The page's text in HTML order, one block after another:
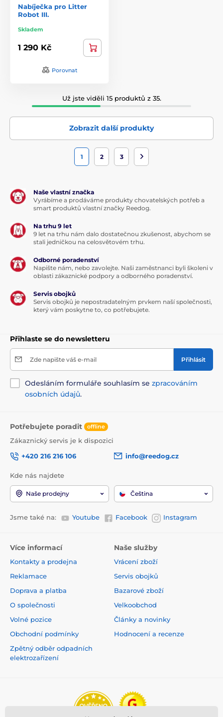
Nabíječka pro Litter
Robot III.
Skladem
1 290 Kč
Porovnat
Už jste viděli 15 produktů z 35.
Zobrazit další produkty
1 2 3
Naše vlastní značka
Vyrábíme a prodáváme produkty chovatelských potřeb a
smart produktů vlastní značky Reedog.
Na trhu 9 let
9 let na trhu nám dalo dostatečnou zkušenost, abychom se
stali jedničkou na celosvětovém trhu.
Odborné poradenství
Napište nám, nebo zavolejte. Naši zaměstnanci byli školeni v
oblasti zákaznické podpory a odborného poradenství.
Servis obojků
Servis obojků je nepostradatelným prvkem naší společnosti,
který vám poskytne to, co potřebujete.
Přihlaste se do newsletteru
Zde napište váš e-mail Přihlásit
Odesláním formuláře souhlasím se zpracováním
osobních údajů.
Potřebujete poradit offline
Zákaznický servis je k dispozici
+420 216 216 106
info@reedog.cz
Kde nás najdete
Naše prodejny Čeština
Jsme také na: Youtube Facebook Instagram
Více informací
Kontakty a prodejna
Reklamace
Doprava a platba
O společnosti
Volné pozice
Obchodní podmínky
Zpětný odběr odpadních
elektrozařízení
Naše služby
Vrácení zboží
Servis obojků
Bazarové zboží
Velkoobchod
Články a novinky
Hodnocení a recenze